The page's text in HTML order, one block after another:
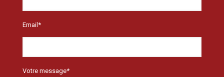
Email*
Votre message*